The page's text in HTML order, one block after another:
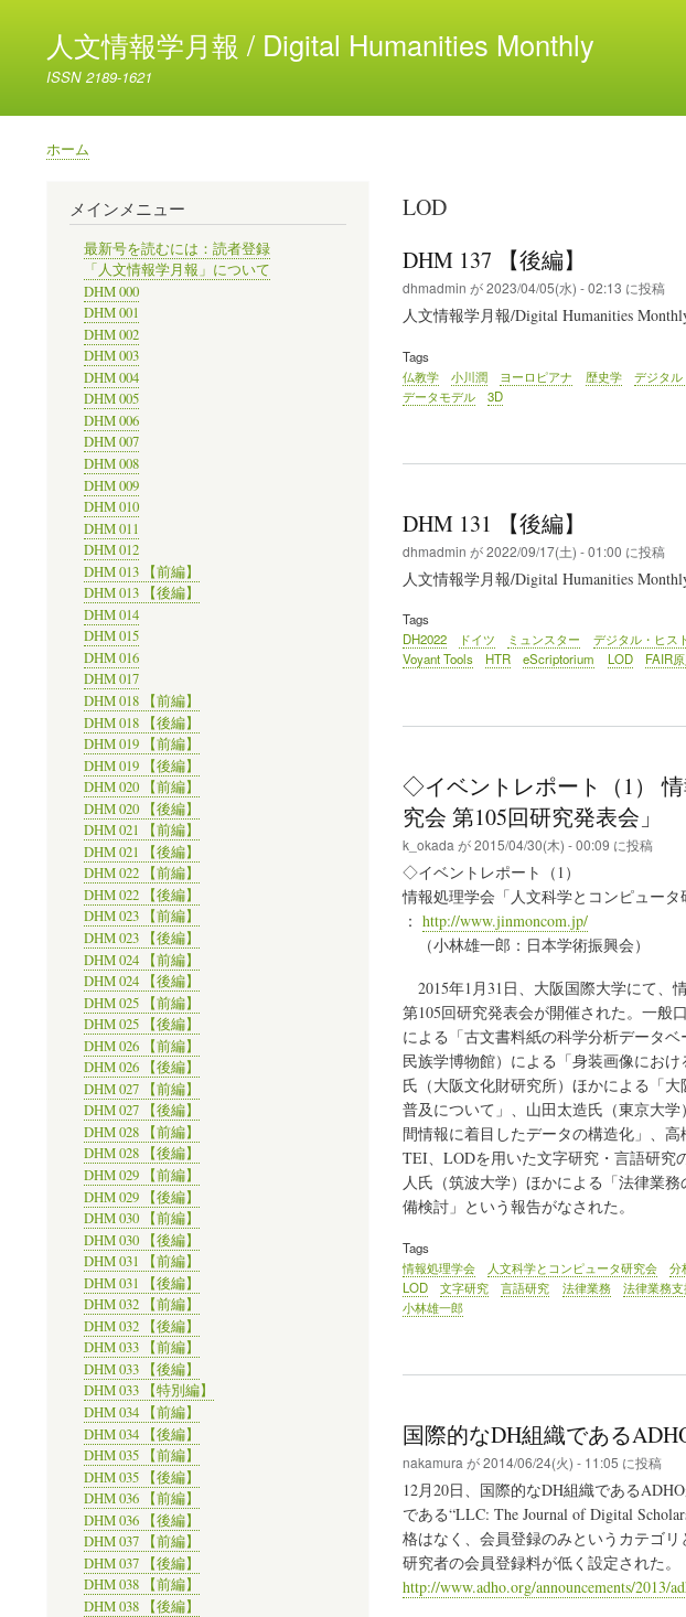
人文情報学月報 / Digital Humanities Monthly
ISSN 2189-1621
パ
ホーム
LOD
DHM 137 【後編】
dhmadmin が2023/04/05(水) - 02:13 に投稿
人文情報学月報/Digital Humanities
Tags
仏教学
小川潤 ヨーロピアナ 歴史学 デジタ
データモデル
3D
DHM 131 【後編】
dhmadmin が2022/09/17(土) - 01:00 に投稿
人文情報学月報/Digital Humanities
Tags
DH2022
ドイツ ミュンスター デジタル・ヒス
Voyant Tools
HTR eScriptorium LOD FAIR
◇イベントレポート（1）
究会 第105回研究発表会」
k_okada が2015/04/30(木) - 00:09 に投稿
◇イベントレポート（1）
情報処理学会「人文科学とコンピュータ
： http://www.jinmoncom.jp/
（小林雄一郎：日本学術振興会）
2015年1月31日、大阪国際大学にて、
第105回研究発表会が開催された。一般
による「古文書料紙の科学分析データ
民族学博物館）による「身装画像にお
氏（大阪文化財研究所）ほかによる「
普及について」、山田太造氏（東京大
間情報に着目したデータの構造化」、高
TEI、LODを用いた文字研究・言語研究
人氏（筑波大学）ほかによる「法律業
備検討」という報告がなされた。
Tags
情報処理学会
人文科学とコンピュータ研究会 分
LOD
文字研究 言語研究 法律業務 法律業務
小林雄一郎
国際的なDH組織である
nakamura が2014/06/24(火) - 11:05 に投稿
12月20日、国際的なDH組織である
である“LLC: The Journal of Digital
格はなく、会員登録のみというカテゴ
研究者の会員登録料が低く設定された。
http://www.adho.org/announcements/2013/
メインメニュー
最新号を読むには：読者登録
「人文情報学月報」について
DHM 000
DHM 001
DHM 002
DHM 003
DHM 004
DHM 005
DHM 006
DHM 007
DHM 008
DHM 009
DHM 010
DHM 011
DHM 012
DHM 013 【前編】
DHM 013 【後編】
DHM 014
DHM 015
DHM 016
DHM 017
DHM 018 【前編】
DHM 018 【後編】
DHM 019 【前編】
DHM 019 【後編】
DHM 020 【前編】
DHM 020 【後編】
DHM 021 【前編】
DHM 021 【後編】
DHM 022 【前編】
DHM 022 【後編】
DHM 023 【前編】
DHM 023 【後編】
DHM 024 【前編】
DHM 024 【後編】
DHM 025 【前編】
DHM 025 【後編】
DHM 026 【前編】
DHM 026 【後編】
DHM 027 【前編】
DHM 027 【後編】
DHM 028 【前編】
DHM 028 【後編】
DHM 029 【前編】
DHM 029 【後編】
DHM 030 【前編】
DHM 030 【後編】
DHM 031 【前編】
DHM 031 【後編】
DHM 032 【前編】
DHM 032 【後編】
DHM 033 【前編】
DHM 033 【後編】
DHM 033 【特別編】
DHM 034 【前編】
DHM 034 【後編】
DHM 035 【前編】
DHM 035 【後編】
DHM 036 【前編】
DHM 036 【後編】
DHM 037 【前編】
DHM 037 【後編】
DHM 038 【前編】
DHM 038 【後編】